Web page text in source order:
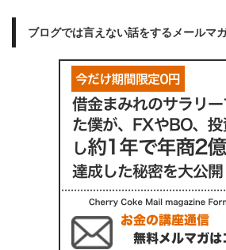
ブログでは言えない話をするメールマ